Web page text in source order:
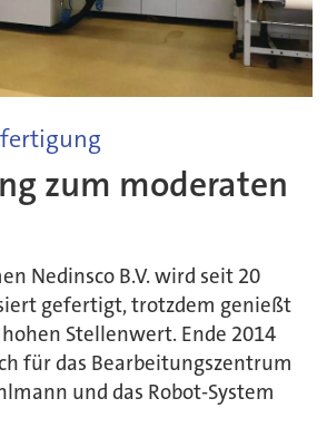
zum moderaten
Nedinsco B.V. wird seit 20
gefertigt, trotzdem genießt
Stellenwert. Ende 2014
für das Bearbeitungszentrum
und das Robot-System